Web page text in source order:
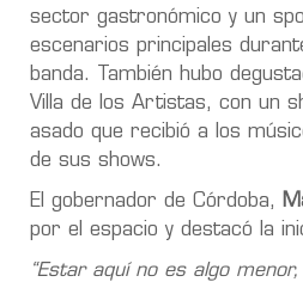
sector gastronómico y un
escenarios principales
banda. También hubo
Villa de los Artistas, con un
asado que recibió a los
de sus shows.
El gobernador de Córdoba,
por el espacio y destacó la
“Estar aquí no es algo